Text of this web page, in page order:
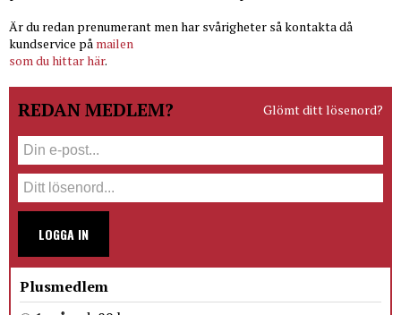
Är du redan prenumerant men har svårigheter så kontakta då
kundservice på mailen
som du hittar här.
REDAN MEDLEM? Glömt ditt lösenord?
LOGGA IN
Plusmedlem